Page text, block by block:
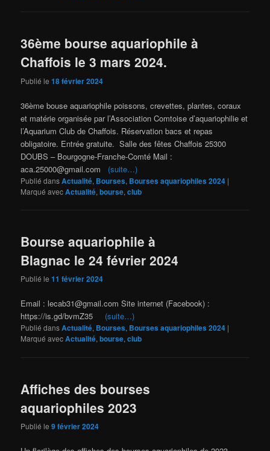
36ème bourse aquariophile à
Chaffois le 3 mars 2024.
Publié le18 février 2024
36ème bouse aquariophile poissons, crevettes, plantes, coraux
et matérie organisée par l’Association Comtoise d’aquariophilie et
l’Aquarium Club de Chaffois. Réservation bacs et repas
obligatoire. Entrée gratuite. Salle des fêtes Chaffois 25300
DOUBS – Bourgogne-Franche-Comté Mail :
aca.25000@gmail.com (suite…)
Publié dansActualité, Bourses, Bourses aquariophiles 2024 |
Marqué avecActualité,bourse,club
Bourse aquariophile à
Blagnac le 24 février 2024
Publié le11 février 2024
Email : lecab31@gmail.com Site internet (Facebook) :
https://is.gd/bvmZ35 (suite…)
Publié dansActualité, Bourses, Bourses aquariophiles 2024 |
Marqué avecActualité,bourse,club
Affiches des bourses
aquariophiles 2023
Publié le9 février 2024